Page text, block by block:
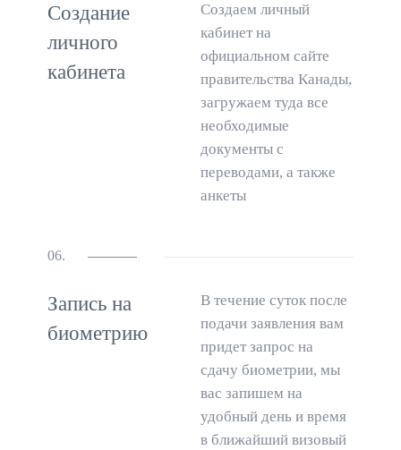
Создание
личного
кабинета
Создаем личный
кабинет на
официальном сайте
правительства Канады,
загружаем туда все
необходимые
документы с
переводами, а также
анкеты
06.
Запись на
биометрию
В течение суток после
подачи заявления вам
придет запрос на
сдачу биометрии, мы
вас запишем на
удобный день и время
в ближайший визовый